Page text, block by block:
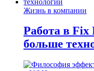
Жизнь в компании
Работа в
больше